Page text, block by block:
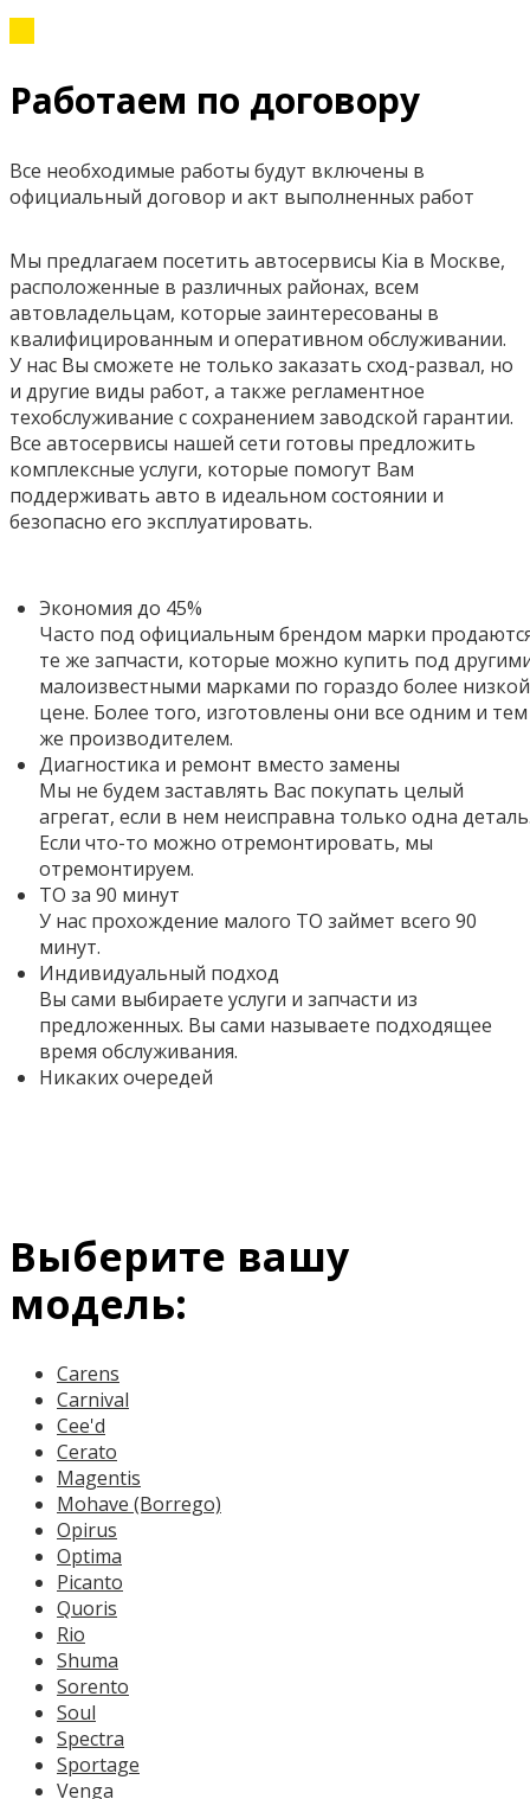
Работаем по договору
Все необходимые работы будут включены в
официальный договор и акт выполненных работ
Мы предлагаем посетить автосервисы Kia в Москве,
расположенные в различных районах, всем
автовладельцам, которые заинтересованы в
квалифицированным и оперативном обслуживании.
У нас Вы сможете не только заказать сход-развал, но
и другие виды работ, а также регламентное
техобслуживание с сохранением заводской гарантии.
Все автосервисы нашей сети готовы предложить
комплексные услуги, которые помогут Вам
поддерживать авто в идеальном состоянии и
безопасно его эксплуатировать.
Экономия до 45%
Часто под официальным брендом марки
те же запчасти, которые можно купить под
малоизвестными марками по гораздо более низкой
цене. Более того, изготовлены они все одним и тем
же производителем.
Диагностика и ремонт вместо замены
Мы не будем заставлять Вас покупать целый
агрегат, если в нем неисправна только одна
Если что-то можно отремонтировать, мы
отремонтируем.
ТО за 90 минут
У нас прохождение малого ТО займет всего 90
минут.
Индивидуальный подход
Вы сами выбираете услуги и запчасти из
предложенных. Вы сами называете подходящее
время обслуживания.
Никаких очередей
Выберите вашу
модель:
Carens
Carnival
Cee'd
Cerato
Magentis
Mohave (Borrego)
Opirus
Optima
Picanto
Quoris
Rio
Shuma
Sorento
Soul
Spectra
Sportage
Venga